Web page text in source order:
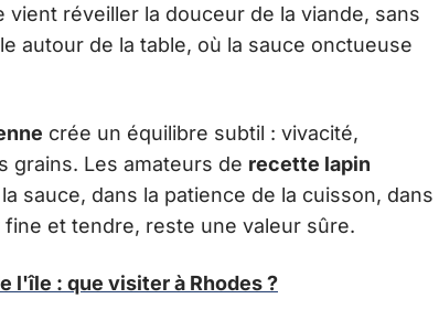
réveiller la douceur de la viande, sans
autour de la table, où la sauce onctueuse
crée un équilibre subtil : vivacité,
grains. Les amateurs de recette lapin
sauce, dans la patience de la cuisson, dans
et tendre, reste une valeur sûre.
l'île : que visiter à Rhodes ?